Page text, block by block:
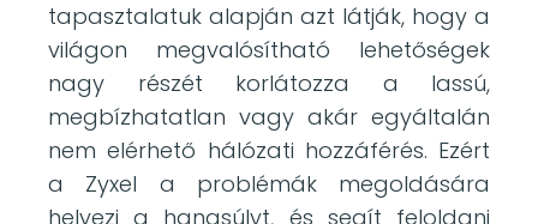
tapasztalatuk alapján azt látják, hogy a
világon megvalósítható lehetőségek
nagy részét korlátozza a lassú,
megbízhatatlan vagy akár egyáltalán
nem elérhető hálózati hozzáférés. Ezért
a Zyxel a problémák megoldására
helyezi a hangsúlyt, és segít feloldani